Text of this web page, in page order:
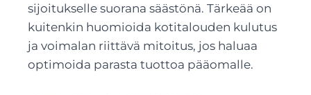
sijoitukselle suorana säästönä. Tärkeää on
kuitenkin huomioida kotitalouden kulutus
ja voimalan riittävä mitoitus, jos haluaa
optimoida parasta tuottoa pääomalle.